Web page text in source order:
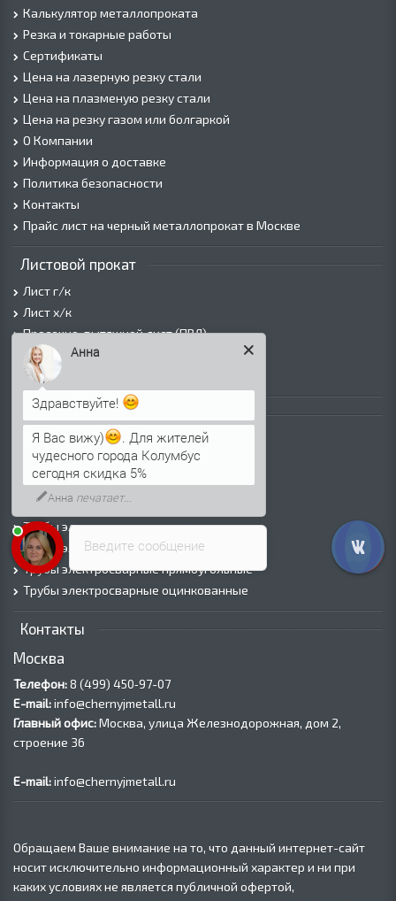
Калькулятор металлопроката
Резка и токарные работы
Сертификаты
Цена на лазерную резку стали
Цена на плазменую резку стали
Цена на резку газом или болгаркой
О Компании
Информация о доставке
Политика безопасности
Контакты
Прайс лист на черный металлопрокат в Москве
Листовой прокат
Лист г/к
Лист х/к
Просечно-вытяжной лист (ПВЛ)
Лист рифленый
Лист оцинкованный
Трубы
Трубы горячедеформированные
Труба холоднодеформированная
Трубы ВГП (Водогазопроводные)
Трубы ВГП оцинкованные
Трубы электросварные круглые
Трубы электросварные квадратные
Трубы электросварные прямоугольные
Трубы электросварные оцинкованные
Контакты
Москва
Телефон:8 (499) 450‑97-07
E-mail:info@chernyjmetall.ru
Главный офис:Москва, улица Железнодорожная, дом 2,
строение 36
E-mail:info@chernyjmetall.ru
Обращаем Ваше внимание на то, что данный интернет-сайт
носит исключительно информационный характер и ни при
каких условиях не является публичной офертой,
Введите сообщение
Анна
Здравствуйте!
Я Вас вижу)
. Для жителей
чудесного города Колумбус
сегодня скидка 5%
Анна печатает...